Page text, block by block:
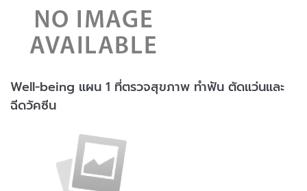
Well-being แผน 1 ที่ตรวจสุขภาพ ทำฟัน ตัดแว่นและ
ฉีดวัคซีน